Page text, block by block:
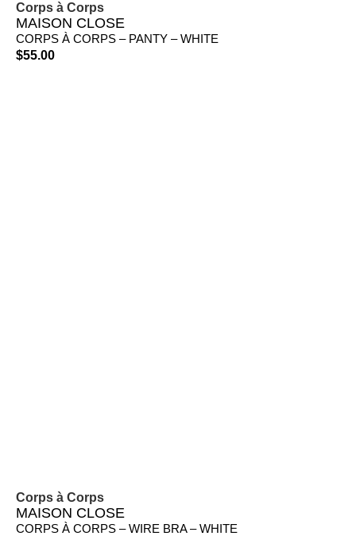
Corps à Corps
MAISON CLOSE
CORPS À CORPS – PANTY – WHITE
$55.00
Corps à Corps
MAISON CLOSE
CORPS À CORPS – WIRE BRA – WHITE